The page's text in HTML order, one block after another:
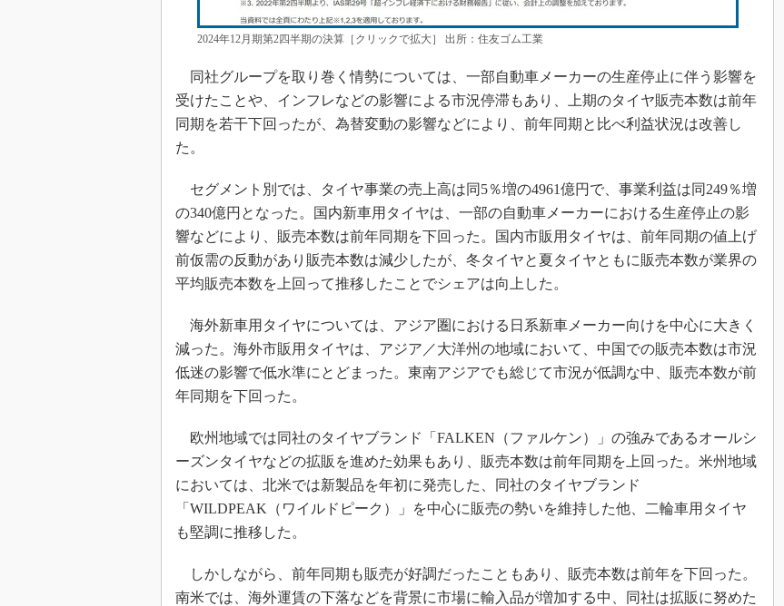
2024年12月期第2四半期の決算［クリックで拡大］ 出所：住友ゴム工業
同社グループを取り巻く情勢については、一部自動車メーカーの生産停止に伴う影響を
受けたことや、インフレなどの影響による市況停滞もあり、上期のタイヤ販売本数は前年
同期を若干下回ったが、為替変動の影響などにより、前年同期と比べ利益状況は改善し
た。
セグメント別では、タイヤ事業の売上高は同5％増の4961億円で、事業利益は同249％増
の340億円となった。国内新車用タイヤは、一部の自動車メーカーにおける生産停止の影
響などにより、販売本数は前年同期を下回った。国内市販用タイヤは、前年同期の値上げ
前仮需の反動があり販売本数は減少したが、冬タイヤと夏タイヤともに販売本数が業界の
平均販売本数を上回って推移したことでシェアは向上した。
海外新車用タイヤについては、アジア圏における日系新車メーカー向けを中心に大きく
減った。海外市販用タイヤは、アジア／大洋州の地域において、中国での販売本数は市況
低迷の影響で低水準にとどまった。東南アジアでも総じて市況が低調な中、販売本数が前
年同期を下回った。
欧州地域では同社のタイヤブランド「FALKEN（ファルケン）」の強みであるオールシ
ーズンタイヤなどの拡販を進めた効果もあり、販売本数は前年同期を上回った。米州地域
においては、北米では新製品を年初に発売した、同社のタイヤブランド
「WILDPEAK（ワイルドピーク）」を中心に販売の勢いを維持した他、二輪車用タイヤ
も堅調に推移した。
しかしながら、前年同期も販売が好調だったこともあり、販売本数は前年を下回った。
南米では、海外運賃の下落などを背景に市場に輸入品が増加する中、同社は拡販に努めた